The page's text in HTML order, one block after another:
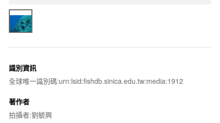
識別資訊
全球唯一識別碼:urn:lsid:fishdb.sinica.edu.tw:media:1912
著作者
拍攝者:劉毓興